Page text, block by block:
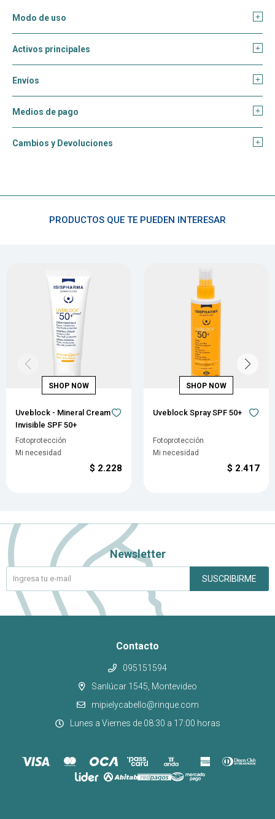
Modo de uso
Activos principales
Envíos
Medios de pago
Cambios y Devoluciones
PRODUCTOS QUE TE PUEDEN INTERESAR
Uveblock - Mineral Cream
Invisible SPF 50+
Fotoprotección
Mi necesidad
$ 2.228
Uveblock Spray SPF 50+
Fotoprotección
Mi necesidad
$ 2.417
Contacto
095151594
Sanlúcar 1545, Montevideo
mipielycabello@rinque.com
Lunes a Viernes de 08:30 a 17:00 horas
Newsletter
SUSCRIBIRME